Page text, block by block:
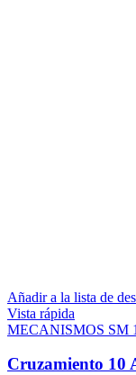
Añadir a la lista de
Vista rápida
MECANISMOS SM
Cruzamiento 10